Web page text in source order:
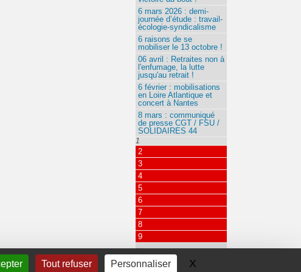
Tout refuser Personnaliser X
6 mars 2026 : demi-
journée d’étude : travail-
écologie-syndicalisme
6 raisons de se
mobiliser le 13 octobre !
06 avril : Retraites non à
l'enfumage, la lutte
jusqu'au retrait !
6 février : mobilisations
en Loire Atlantique et
concert à Nantes
8 mars : communiqué
de presse CGT / FSU /
SOLIDAIRES 44
1
2
3
4
5
6
7
8
9
…
115